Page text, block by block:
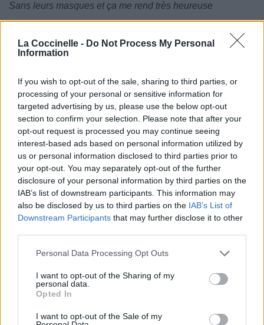
La Coccinelle - Do Not Process My Personal
Information
If you wish to opt-out of the sale, sharing to third parties, or
processing of your personal or sensitive information for
targeted advertising by us, please use the below opt-out
section to confirm your selection. Please note that after your
opt-out request is processed you may continue seeing
interest-based ads based on personal information utilized by
us or personal information disclosed to third parties prior to
your opt-out. You may separately opt-out of the further
disclosure of your personal information by third parties on the
IAB’s list of downstream participants. This information may
also be disclosed by us to third parties on the IAB’s List of
Downstream Participants that may further disclose it to other
Personal Data Processing Opt Outs
I want to opt-out of the Sharing of my
personal data.
Opted In
I want to opt-out of the Sale of my
Sans leurs masques et ça me rend très heureuse
Publié parwrexking 11865 3 3 6 le 25 octobre 2021
à 7h10.
Chanteurs : Lana Del Rey